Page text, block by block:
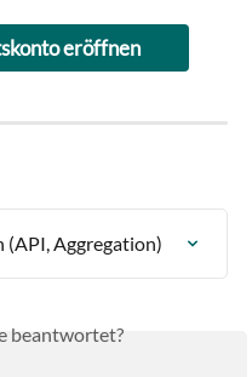
eröffnen
(API, Aggregation)
beantwortet?